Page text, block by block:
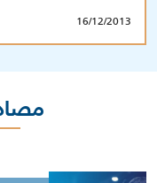
16/12/2013